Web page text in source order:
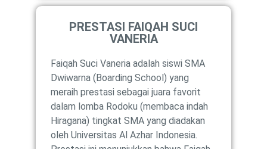
PRESTASI FAIQAH SUCI
VANERIA
Faiqah Suci Vaneria adalah siswi SMA
Dwiwarna (Boarding School) yang
meraih prestasi sebagai juara favorit
dalam lomba Rodoku (membaca indah
Hiragana) tingkat SMA yang diadakan
oleh Universitas Al Azhar Indonesia.